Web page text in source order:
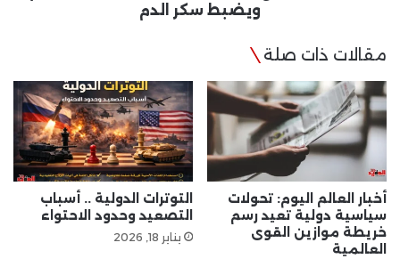
ويضبط سكر الدم
مقالات ذات صلة
أخبار العالم اليوم: تحولات
سياسية دولية تعيد رسم
خريطة موازين القوى
العالمية
التوترات الدولية .. أسباب
التصعيد وحدود الاحتواء
يناير 18, 2026